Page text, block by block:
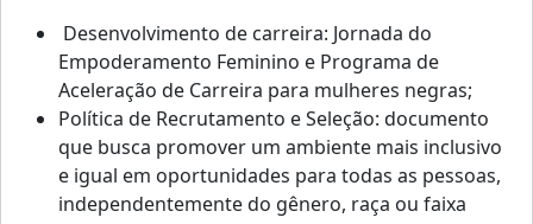
Desenvolvimento de carreira: Jornada do
Empoderamento Feminino e Programa de
Aceleração de Carreira para mulheres negras;
Política de Recrutamento e Seleção: documento
que busca promover um ambiente mais inclusivo
e igual em oportunidades para todas as pessoas,
independentemente do gênero, raça ou faixa